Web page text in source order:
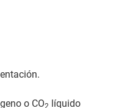
o CO líquido